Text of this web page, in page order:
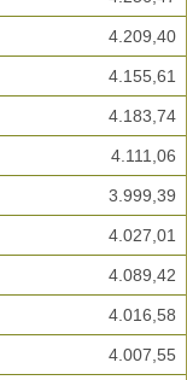
4.209,40
4.155,61
4.183,74
4.111,06
3.999,39
4.027,01
4.089,42
4.016,58
4.007,55